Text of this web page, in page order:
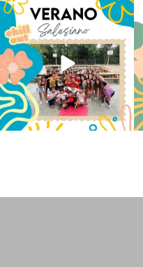
Los alumnos de 6º de Primaria, 1º
y 2º de la ESO...
145 2